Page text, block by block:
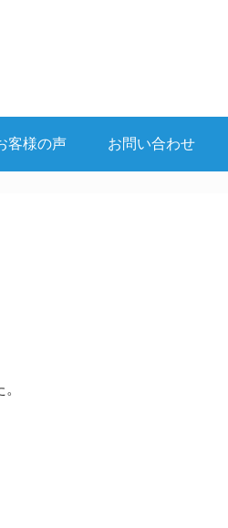
客様の声 お問い合わせ